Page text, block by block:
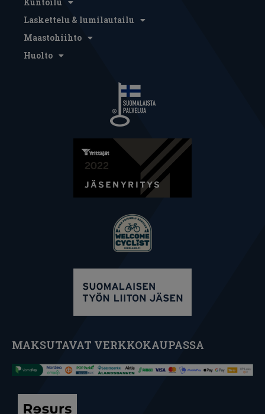
Laskettelu & lumilautailu
Maastohiihto
Huolto
MAKSUTAVAT VERKKOKAUPASSA